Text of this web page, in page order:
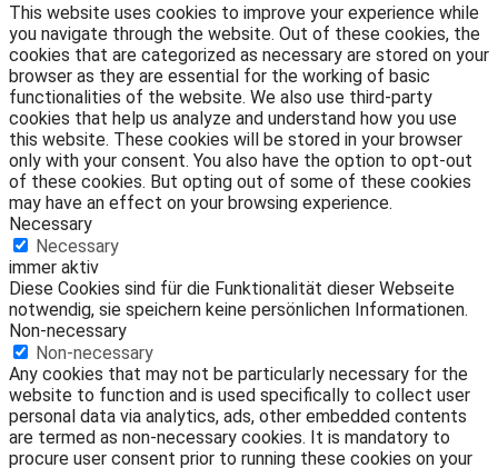
This website uses cookies to improve your experience while
you navigate through the website. Out of these cookies, the
cookies that are categorized as necessary are stored on your
browser as they are essential for the working of basic
functionalities of the website. We also use third-party
cookies that help us analyze and understand how you use
this website. These cookies will be stored in your browser
only with your consent. You also have the option to opt-out
of these cookies. But opting out of some of these cookies
may have an effect on your browsing experience.
Necessary
Necessary
immer aktiv
Diese Cookies sind für die Funktionalität dieser Webseite
notwendig, sie speichern keine persönlichen Informationen.
Non-necessary
Non-necessary
Any cookies that may not be particularly necessary for the
website to function and is used specifically to collect user
personal data via analytics, ads, other embedded contents
are termed as non-necessary cookies. It is mandatory to
procure user consent prior to running these cookies on your